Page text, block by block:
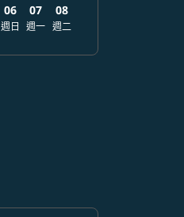
06
週日
07
週一
08
週二